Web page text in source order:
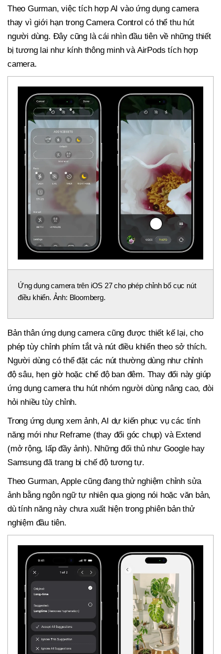
Theo Gurman, việc tích hợp AI vào ứng dụng camera
thay vì giới hạn trong Camera Control có thể thu hút
người dùng. Đây cũng là cái nhìn đầu tiên về những thiết
bị tương lai như kính thông minh và AirPods tích hợp
camera.
Ứng dụng camera trên iOS 27 cho phép chỉnh bố cục nút
điều khiển. Ảnh: Bloomberg.
Bản thân ứng dụng camera cũng được thiết kế lại, cho
phép tùy chỉnh phím tắt và nút điều khiển theo sở thích.
Người dùng có thể đặt các nút thường dùng như chỉnh
độ sâu, hẹn giờ hoặc chế độ ban đêm. Thay đổi này giúp
ứng dụng camera thu hút nhóm người dùng nâng cao, đòi
hỏi nhiều tùy chỉnh.
Trong ứng dụng xem ảnh, AI dự kiến phục vụ các tính
năng mới như Reframe (thay đổi góc chụp) và Extend
(mở rộng, lấp đầy ảnh). Những đối thủ như Google hay
Samsung đã trang bị chế độ tương tự.
Theo Gurman, Apple cũng đang thử nghiệm chỉnh sửa
ảnh bằng ngôn ngữ tự nhiên qua giọng nói hoặc văn bản,
dù tính năng này chưa xuất hiện trong phiên bản thử
nghiệm đầu tiên.